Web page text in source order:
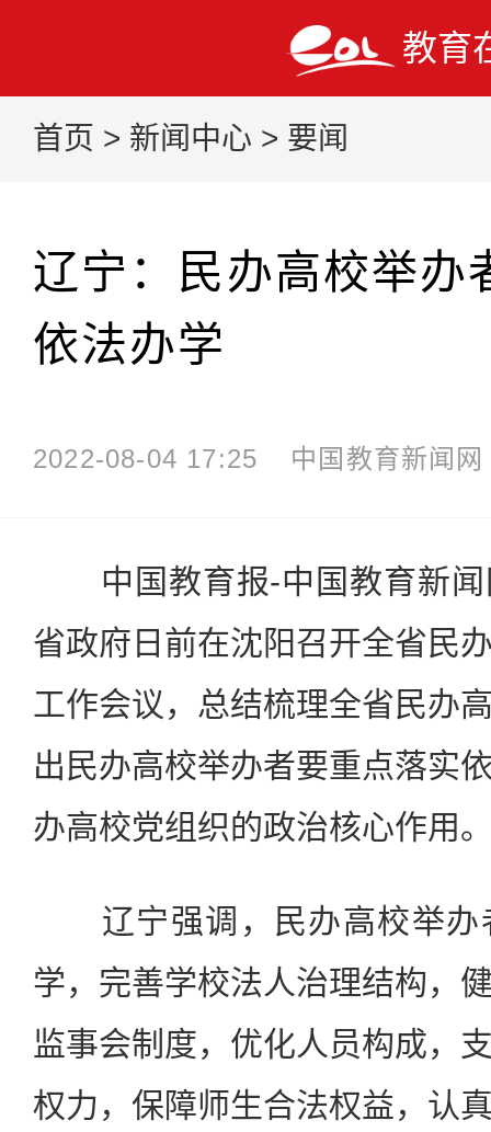
教育
首页 > 新闻中心 > 要闻
辽宁：民办高校举办
依法办学
2022-08-04 17:25 中国教育新闻网
中国教育报-中国教育新闻
省政府日前在沈阳召开全省民
工作会议，总结梳理全省民办
出民办高校举办者要重点落实
办高校党组织的政治核心作用
辽宁强调，民办高校举办
学，完善学校法人治理结构，
监事会制度，优化人员构成，
权力，保障师生合法权益，认